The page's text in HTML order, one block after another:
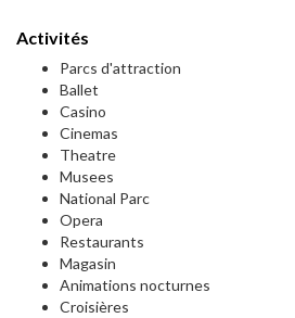
Activités
Parcs d'attraction
Ballet
Casino
Cinemas
Theatre
Musees
National Parc
Opera
Restaurants
Magasin
Animations nocturnes
Croisières